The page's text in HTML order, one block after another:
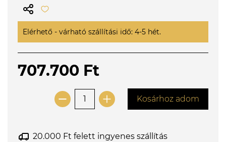
Elérhető - várható szállítási idő: 4-5 hét.
707.700 Ft
Kosárhoz adom
20.000 Ft felett ingyenes szállítás